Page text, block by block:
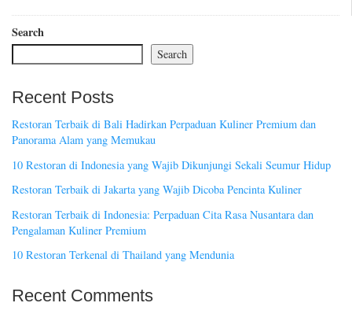
Search
Search
Recent Posts
Restoran Terbaik di Bali Hadirkan Perpaduan Kuliner Premium dan
Panorama Alam yang Memukau
10 Restoran di Indonesia yang Wajib Dikunjungi Sekali Seumur Hidup
Restoran Terbaik di Jakarta yang Wajib Dicoba Pencinta Kuliner
Restoran Terbaik di Indonesia: Perpaduan Cita Rasa Nusantara dan
Pengalaman Kuliner Premium
10 Restoran Terkenal di Thailand yang Mendunia
Recent Comments